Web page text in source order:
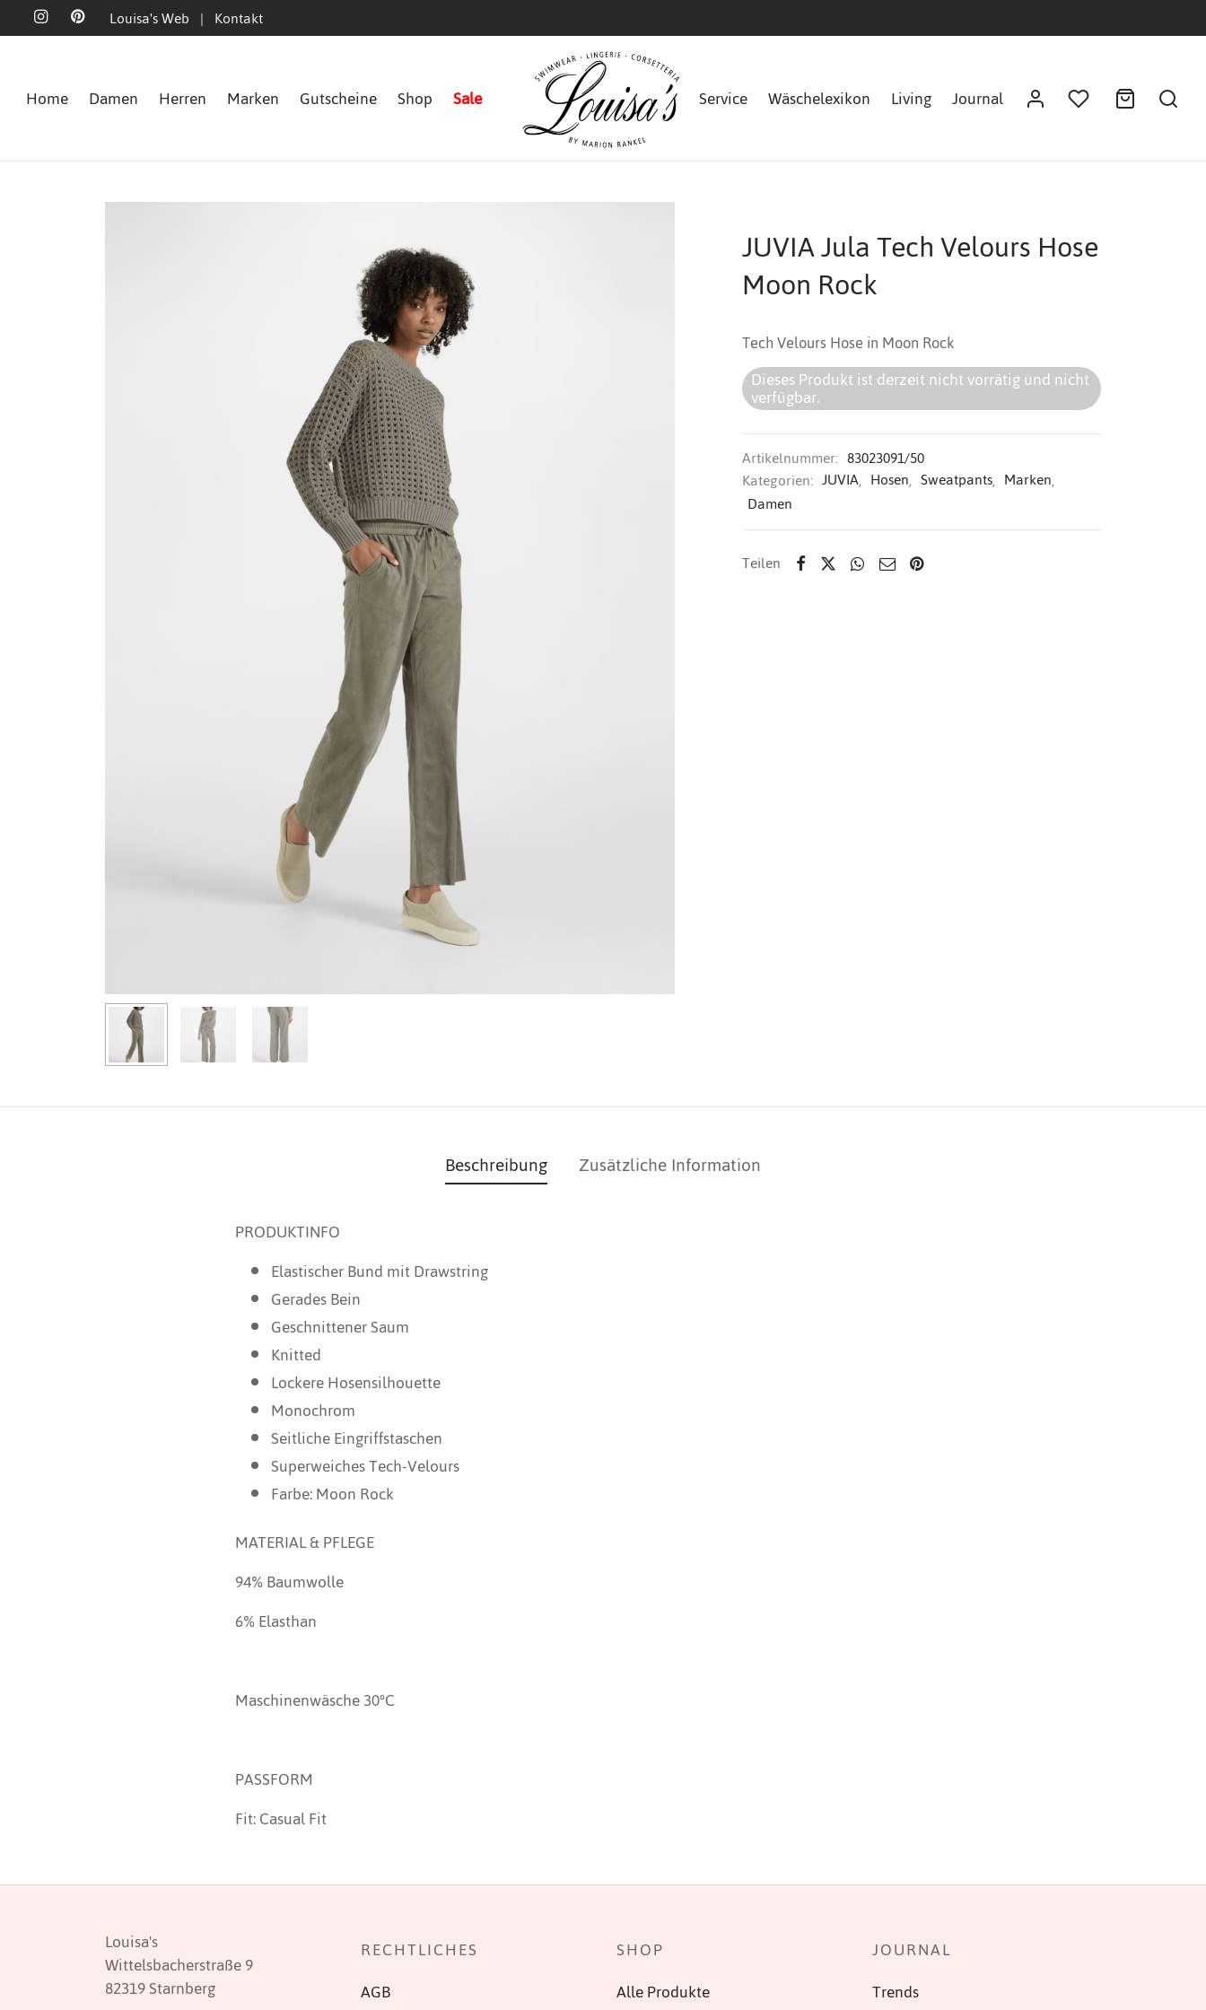
Louisa's Web | Kontakt
Home Damen Herren Marken Gutscheine Shop Sale Service Wäschelexikon Living Journal
JUVIA Jula Tech Velours Hose
Moon Rock
Tech Velours Hose in Moon Rock
Dieses Produkt ist derzeit nicht vorrätig und nicht
verfügbar.
Artikelnummer: 83023091/50
Kategorien: JUVIA, Hosen, Sweatpants, Marken,
Damen
Teilen
Beschreibung Zusätzliche Information
PRODUKTINFO
Elastischer Bund mit Drawstring
Gerades Bein
Geschnittener Saum
Knitted
Lockere Hosensilhouette
Monochrom
Seitliche Eingriffstaschen
Superweiches Tech-Velours
Farbe: Moon Rock
MATERIAL & PFLEGE
94% Baumwolle
6% Elasthan
Maschinenwäsche 30°C
PASSFORM
Fit: Casual Fit
Louisa's
Wittelsbacherstraße 9
82319 Starnberg
RECHTLICHES
AGB
SHOP
Alle Produkte
JOURNAL
Trends